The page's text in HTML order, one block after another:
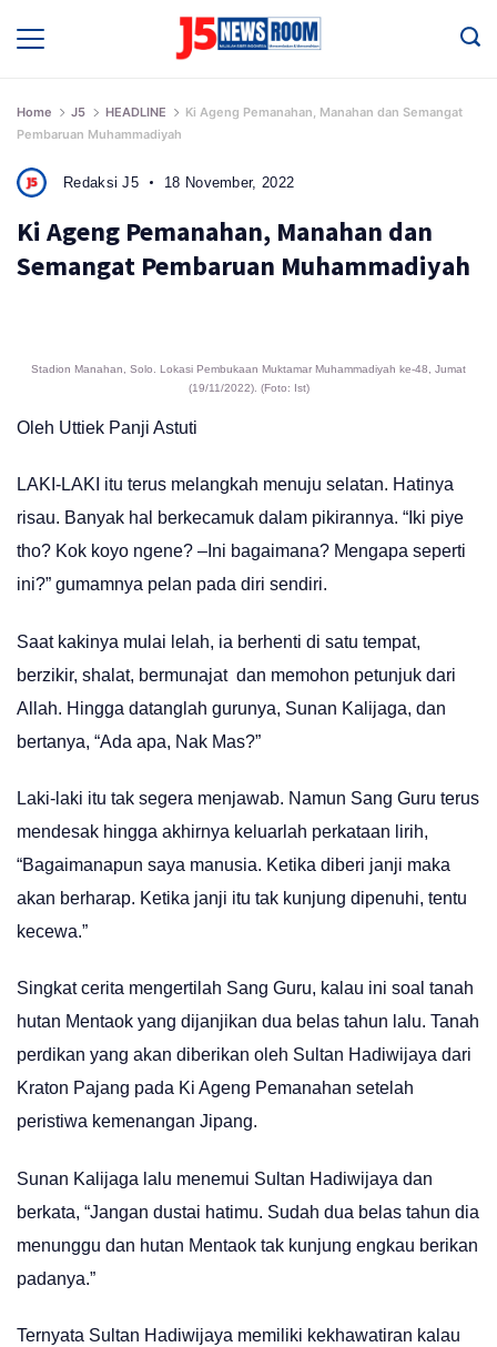
Home J5 HEADLINE
Ki Ageng Pemanahan, Manahan dan Semangat
Pembaruan Muhammadiyah
Redaksi J5 18 November, 2022
Ki Ageng Pemanahan, Manahan dan
Semangat Pembaruan Muhammadiyah
Stadion Manahan, Solo. Lokasi Pembukaan Muktamar Muhammadiyah ke-48, Jumat
(19/11/2022). (Foto: Ist)
Oleh Uttiek Panji Astuti
LAKI-LAKI itu terus melangkah menuju selatan. Hatinya
risau. Banyak hal berkecamuk dalam pikirannya. “Iki piye
tho? Kok koyo ngene? –Ini bagaimana? Mengapa seperti
ini?” gumamnya pelan pada diri sendiri.
Saat kakinya mulai lelah, ia berhenti di satu tempat,
berzikir, shalat, bermunajat dan memohon petunjuk dari
Allah. Hingga datanglah gurunya, Sunan Kalijaga, dan
bertanya, “Ada apa, Nak Mas?”
Laki-laki itu tak segera menjawab. Namun Sang Guru terus
mendesak hingga akhirnya keluarlah perkataan lirih,
“Bagaimanapun saya manusia. Ketika diberi janji maka
akan berharap. Ketika janji itu tak kunjung dipenuhi, tentu
kecewa.”
Singkat cerita mengertilah Sang Guru, kalau ini soal tanah
hutan Mentaok yang dijanjikan dua belas tahun lalu. Tanah
perdikan yang akan diberikan oleh Sultan Hadiwijaya dari
Kraton Pajang pada Ki Ageng Pemanahan setelah
peristiwa kemenangan Jipang.
Sunan Kalijaga lalu menemui Sultan Hadiwijaya dan
berkata, “Jangan dustai hatimu. Sudah dua belas tahun dia
menunggu dan hutan Mentaok tak kunjung engkau berikan
padanya.”
Ternyata Sultan Hadiwijaya memiliki kekhawatiran kalau